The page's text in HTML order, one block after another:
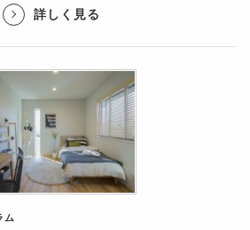
詳しく見る
ム